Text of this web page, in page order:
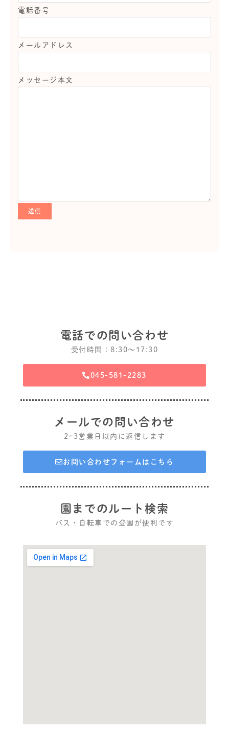
電話番号
メールアドレス
メッセージ本文
電話での問い合わせ
受付時間：8:30〜17:30
045-581-2283
メールでの問い合わせ
2~3営業日以内に返信します
お問い合わせフォームはこちら
園までのルート検索
バス・自転車での登園が便利です